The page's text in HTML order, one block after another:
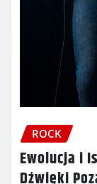
ROCK
Ewolucja i